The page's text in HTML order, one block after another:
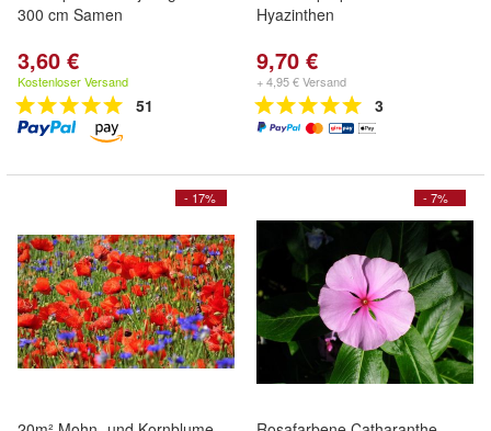
300 cm Samen
3,60 €
Kostenloser Versand
51
Hyazinthen
9,70 €
+ 4,95 € Versand
3
- 17% - 7%